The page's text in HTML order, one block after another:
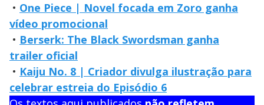
• One Piece | Novel focada em Zoro ganha
vídeo promocional
• Berserk: The Black Swordsman ganha
trailer oficial
• Kaiju No. 8 | Criador divulga ilustração para
celebrar estreia do Episódio 6